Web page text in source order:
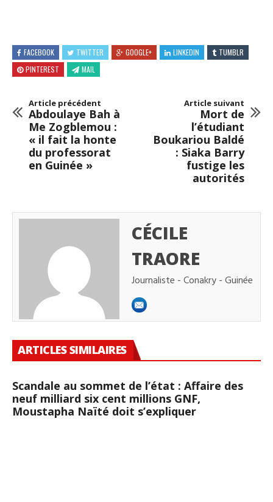
FACEBOOK TWITTER GOOGLE+ LINKEDIN
TUMBLR
PINTEREST
MAIL
Article précédent
Abdoulaye Bah à
Me Zogblemou :
« il fait la honte
du professorat
en Guinée »
Article suivant
Mort de
l’étudiant
Boukariou Baldé
: Siaka Barry
fustige les
autorités
CÉCILE
TRAORE
Journaliste - Conakry - Guinée
ARTICLES SIMILAIRES
Scandale au sommet de l’état : Affaire des
neuf milliard six cent millions GNF,
Moustapha Naïté doit s’expliquer